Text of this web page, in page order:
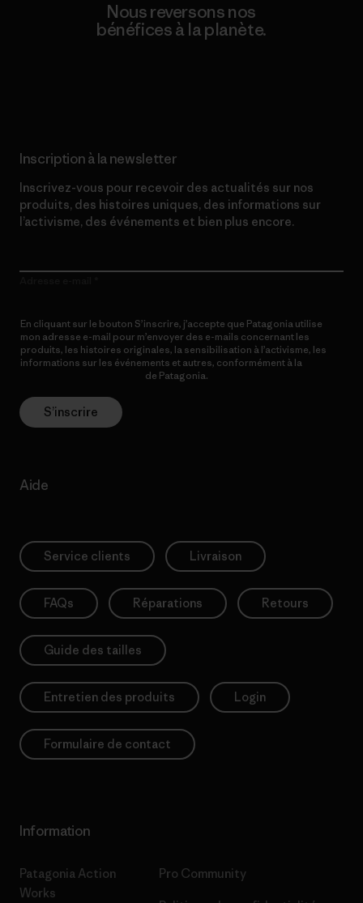
Nous reversons nos
bénéfices à la planète.
Inscription à la newsletter
Inscrivez-vous pour recevoir des actualités sur nos
produits, des histoires uniques, des informations sur
l’activisme, des événements et bien plus encore.
En cliquant sur le bouton S’inscrire, j’accepte que Patagonia utilise
mon adresse e-mail pour m’envoyer des e-mails concernant les
produits, les histoires originales, la sensibilisation à l’activisme, les
informations sur les événements et autres, conformément à la
de Patagonia.
S’inscrire
Aide
Service clients Livraison
FAQs Réparations Retours
Guide des tailles
Entretien des produits Login
Formulaire de contact
Information
Patagonia Action
Works
Pro Community